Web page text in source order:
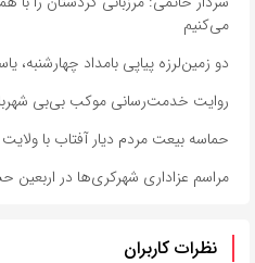
می‌کنیم
دو زمین‌لرزه پیاپی بامداد چهارشنبه،
روایت خدمت‌رسانی موکب بی‌بی
حماسه بیعت مردم دیار آفتاب با ولایت
مراسم عزاداری شهرکری‌ها در اربعین
نظرات کاربران